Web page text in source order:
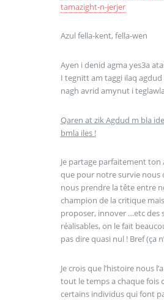
tamazight-n-jerjer
Azul fella-kent, fella-wen
Ayen i denid agma yes3a
I tegnitt am taggi ilaq
nagh avrid amynut i teglawla
Qaren at zik Agdud m bla
bmla iles !
Je partage parfaitement ton
que pour notre survie nous
nous prendre la tête entre
champion de la critique
proposer, innover …etc des
réalisables, on le fait
pas dire quasi nul ! Bref (ça
Je crois que l’histoire nous
tout le temps a chaque fois
certains individus qui font